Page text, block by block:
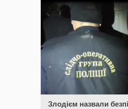
Злодієм назвали